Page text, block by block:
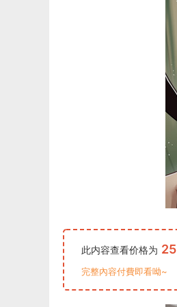
此内容查看价格为 25
完整內容付費即看呦~